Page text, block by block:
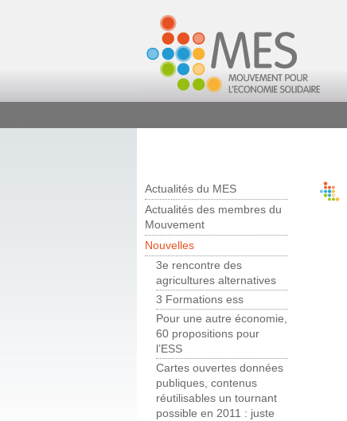
Actualités du MES
Actualités des membres du
Mouvement
Nouvelles
3e rencontre des
agricultures alternatives
3 Formations ess
Pour une autre économie,
60 propositions pour
l’ESS
Cartes ouvertes données
publiques, contenus
réutilisables un tournant
possible en 2011 : juste